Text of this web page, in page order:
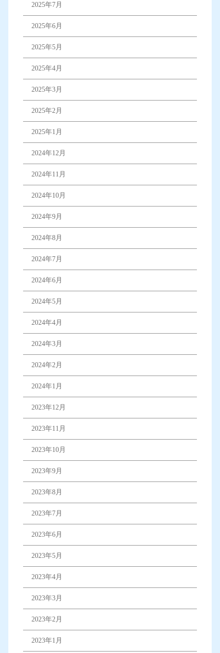
2025年7月
2025年6月
2025年5月
2025年4月
2025年3月
2025年2月
2025年1月
2024年12月
2024年11月
2024年10月
2024年9月
2024年8月
2024年7月
2024年6月
2024年5月
2024年4月
2024年3月
2024年2月
2024年1月
2023年12月
2023年11月
2023年10月
2023年9月
2023年8月
2023年7月
2023年6月
2023年5月
2023年4月
2023年3月
2023年2月
2023年1月